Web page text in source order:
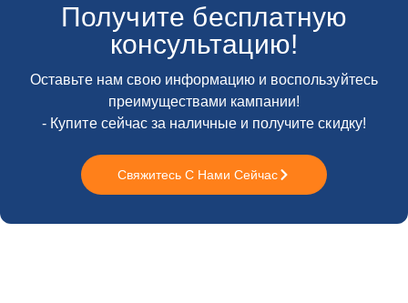
Получите бесплатную
консультацию!
Оставьте нам свою информацию и воспользуйтесь
преимуществами кампании!
- Купите сейчас за наличные и получите скидку!
Свяжитесь С Нами Сейчас